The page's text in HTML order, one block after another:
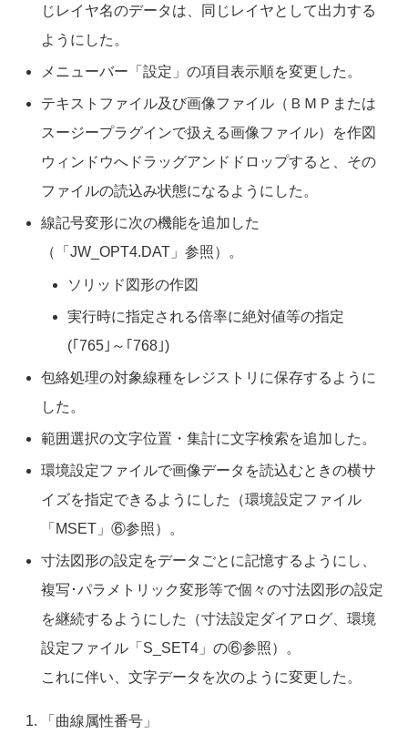
じレイヤ名のデータは、同じレイヤとして出力する
ようにした。
メニューバー「設定」の項目表示順を変更した。
テキストファイル及び画像ファイル（ＢＭＰまたは
スージープラグインで扱える画像ファイル）を作図
ウィンドウへドラッグアンドドロップすると、その
ファイルの読込み状態になるようにした。
線記号変形に次の機能を追加した
（「JW_OPT4.DAT」参照）。
ソリッド図形の作図
実行時に指定される倍率に絶対値等の指定
(｢765｣～｢768｣)
包絡処理の対象線種をレジストリに保存するように
した。
範囲選択の文字位置・集計に文字検索を追加した。
環境設定ファイルで画像データを読込むときの横サ
イズを指定できるようにした（環境設定ファイル
「MSET」⑥参照）。
寸法図形の設定をデータごとに記憶するようにし、
複写･パラメトリック変形等で個々の寸法図形の設定
を継続するようにした（寸法設定ダイアログ、環境
設定ファイル「S_SET4」の⑥参照）。
これに伴い、文字データを次のように変更した。
「曲線属性番号」